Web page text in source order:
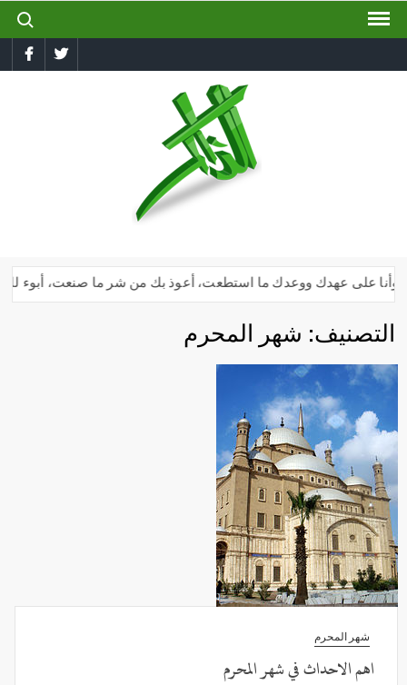
Skip
for:
Twitter
وأنا على عهدك ووعدك ما استطعت، أعوذ بك من شر ما صنعت، أبوء لك
التصنيف: شهر المحرم
شهر المحرم
اهم الاحداث في شهر المحرم